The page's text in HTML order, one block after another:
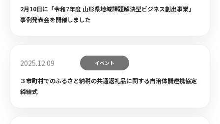
2月10日に「令和7年度 山形県地域課題解決型ビジネス創出事業」
事例発表会を開催しました
2025.12.09 イベント
３市町村でのふるさと納税の共通返礼品に関する自治体間連携協定
締結式